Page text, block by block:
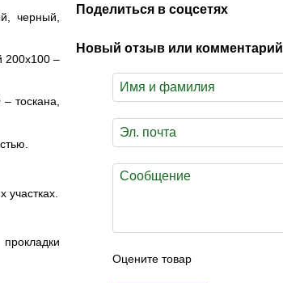
черный,
200х100 –
тоскана,
Поделиться в соцсетях
Новый отзыв или комментарий
Оцените товар